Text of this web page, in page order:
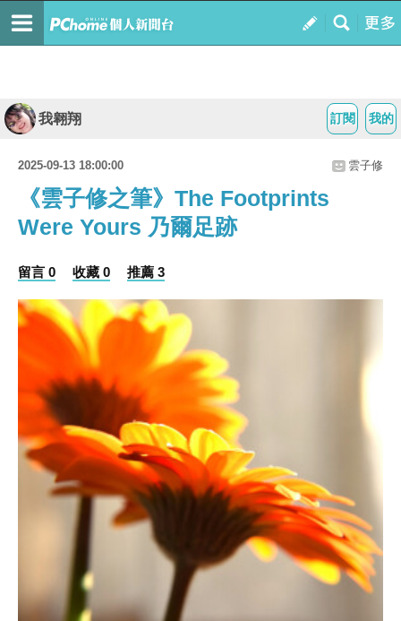
我的
訂閱
我翱翔
2025-09-13 18:00:00 雲子修
《雲子修之筆》The Footprints
Were Yours 乃爾足跡
留言 0 收藏 0 推薦 3